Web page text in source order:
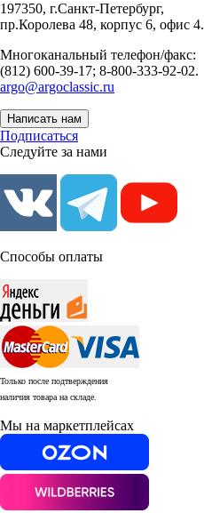
197350, г.Санкт-Петербург,
пр.Королева 48, корпус 6, офис 4.
Многоканальный телефон/факс:
(812) 600-39-17; 8-800-333-92-02.
argo@argoclassic.ru
Написать нам
Подписаться
Следуйте за нами
Способы оплаты
Только после подтверждения
наличия товара на складе.
Мы на маркетплейсах